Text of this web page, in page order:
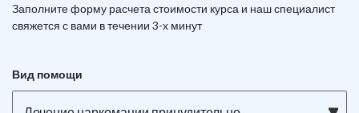
Заполните форму расчета стоимости курса и наш специалист
свяжется с вами в течении 3-х минут
Вид помощи